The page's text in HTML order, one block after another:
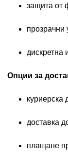
защита от
прозрачни
дискретна
Опции за
куриерска
доставка
плащане